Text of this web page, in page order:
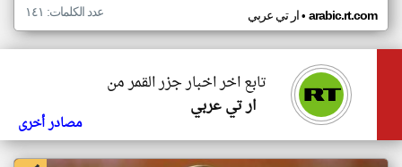
ار تي عربي• arabic.rt.com عدد الكلمات: ١٤١
تابع اخر اخبار جزر القمر من
ار تي عربي
مصادر أخرى